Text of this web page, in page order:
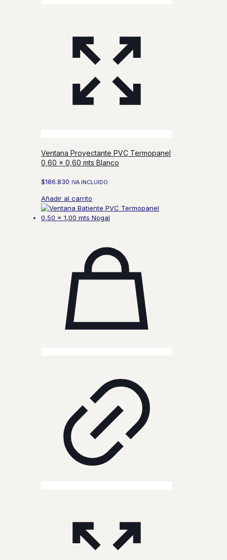
Ventana Proyectante PVC Termopanel
0,60 x 0,60 mts Blanco
$186.830 IVA INCLUIDO
Añadir al carrito